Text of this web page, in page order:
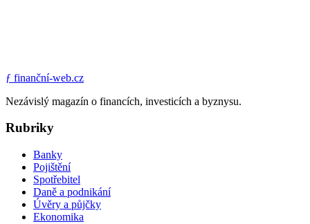
ƒ finanční-web.cz
Nezávislý magazín o financích, investicích a byznysu.
Rubriky
Banky
Pojištění
Spotřebitel
Daně a podnikání
Úvěry a půjčky
Ekonomika